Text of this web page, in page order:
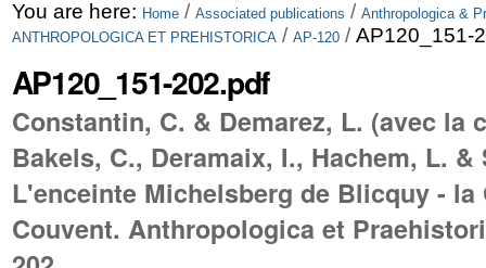
Skip
to
content.
|
Skip
to
navigation
Personal
tools
You are here: Home / Associated publications / Anthropologica &
ANTHROPOLOGICA ET PREHISTORICA / AP-120 / AP120_151-
AP120_151-202.pdf
Constantin, C. & Demarez, L. (avec la
Bakels, C., Deramaix, I., Hachem, L. &
L'enceinte Michelsberg de Blicquy - la
Couvent. Anthropologica et